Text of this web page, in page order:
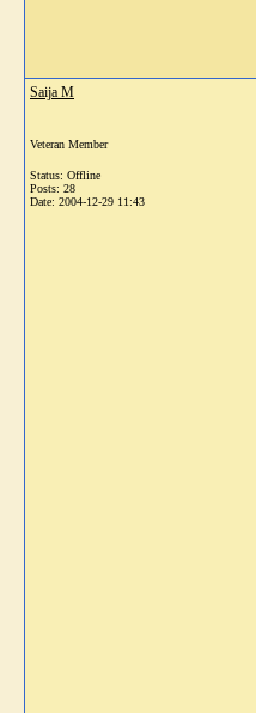
Saija M
Veteran Member
Status: Offline
Posts: 28
Date: 2004-12-29 11:43